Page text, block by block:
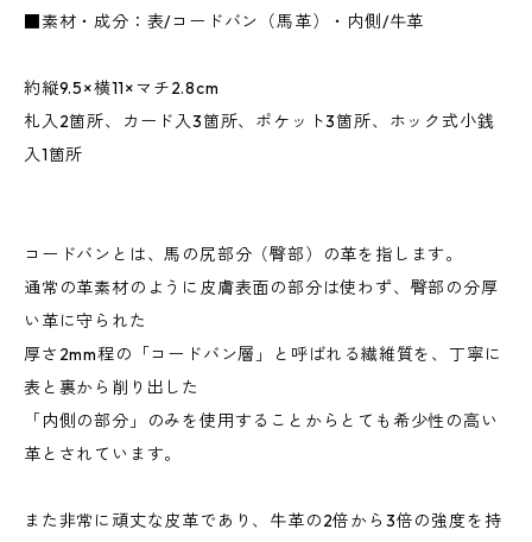
■素材・成分：表/コードバン（馬革）・内側/牛革
約縦9.5×横11×マチ2.8cm
札入2箇所、カード入3箇所、ポケット3箇所、ホック式小銭
入1箇所
コードバンとは、馬の尻部分（臀部）の革を指します。
通常の革素材のように皮膚表面の部分は使わず、臀部の分厚
い革に守られた
厚さ2mm程の「コードバン層」と呼ばれる繊維質を、丁寧に
表と裏から削り出した
「内側の部分」のみを使用することからとても希少性の高い
革とされています。
また非常に頑丈な皮革であり、牛革の2倍から3倍の強度を持